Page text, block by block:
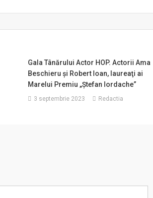
Gala Tânărului Actor HOP. Actorii Ama
Beschieru şi Robert Ioan, laureaţi ai
Marelui Premiu „Ştefan Iordache”
3 septembrie 2023 Redactia